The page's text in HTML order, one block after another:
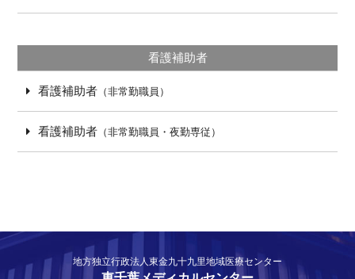
看護補助者
看護補助者（非常勤職員）
看護補助者（非常勤職員・夜勤専従）
地方独立行政法人東金九十九里地域医療センター